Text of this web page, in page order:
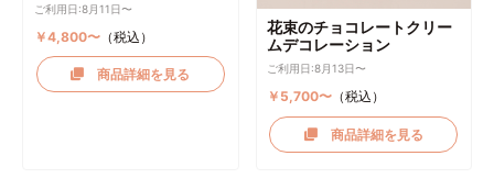
ご利用日:8月11日〜
￥4,800〜（税込）
商品詳細を見る
花束のチョコレートクリー
ムデコレーション
ご利用日:8月13日〜
￥5,700〜 （税込）
商品詳細を見る